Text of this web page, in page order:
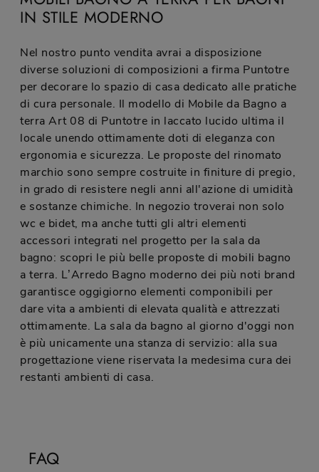
IN STILE MODERNO
Nel nostro punto vendita avrai a disposizione
diverse soluzioni di composizioni a firma Puntotre
per decorare lo spazio di casa dedicato alle pratiche
di cura personale. Il modello di Mobile da Bagno a
terra Art 08 di Puntotre in laccato lucido ultima il
locale unendo ottimamente doti di eleganza con
ergonomia e sicurezza. Le proposte del rinomato
marchio sono sempre costruite in finiture di pregio,
in grado di resistere negli anni all'azione di umidità
e sostanze chimiche. In negozio troverai non solo
wc e bidet, ma anche tutti gli altri elementi
accessori integrati nel progetto per la sala da
bagno: scopri le più belle proposte di mobili bagno
a terra. L’Arredo Bagno moderno dei più noti brand
garantisce oggigiorno elementi componibili per
dare vita a ambienti di elevata qualità e attrezzati
ottimamente. La sala da bagno al giorno d'oggi non
è più unicamente una stanza di servizio: alla sua
progettazione viene riservata la medesima cura dei
restanti ambienti di casa.
FAQ